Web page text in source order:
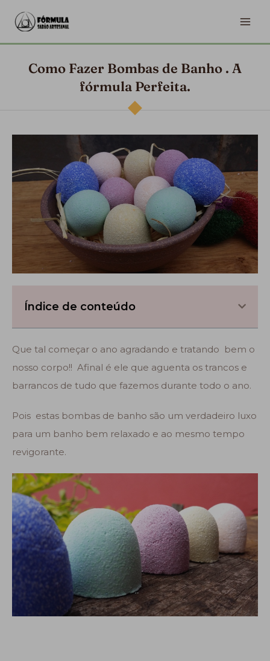
para
o
conteúdoComo Fazer Bombas de Banho . A
fórmula Perfeita.
Índice de conteúdo
Que tal começar o ano agradando e tratando bem o
nosso corpo!! Afinal é ele que aguenta os trancos e
barrancos de tudo que fazemos durante todo o ano.
Pois estas bombas de banho são um verdadeiro luxo
para um banho bem relaxado e ao mesmo tempo
revigorante.